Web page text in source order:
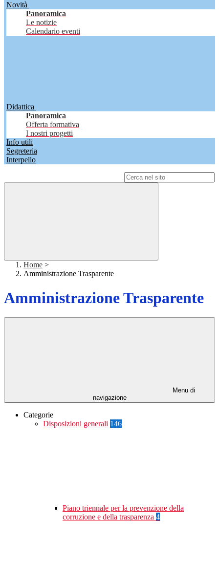
Novità
Panoramica
Le notizie
Calendario eventi
Didattica
Panoramica
Offerta formativa
I nostri progetti
Info utili
Segreteria
Interpello
Home >
Amministrazione Trasparente
Amministrazione Trasparente
Menu di
navigazione
Categorie
Disposizioni generali 146
Piano triennale per la prevenzione della
corruzione e della trasparenza 4